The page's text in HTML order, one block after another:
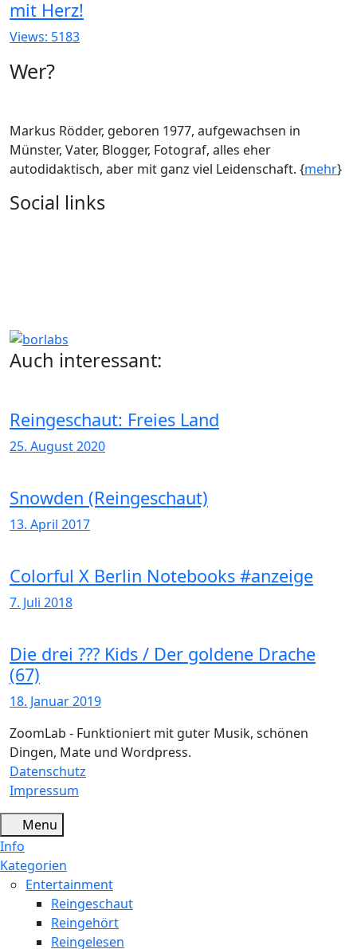
mit Herz!
Views: 5183
Wer?
Markus Rödder, geboren 1977, aufgewachsen in
Münster, Vater, Blogger, Fotograf, alles eher
autodidaktisch, aber mit ganz viel Leidenschaft. {mehr}
Social links
Auch interessant:
Reingeschaut: Freies Land
25. August 2020
Snowden (Reingeschaut)
13. April 2017
Colorful X Berlin Notebooks #anzeige
7. Juli 2018
Die drei ??? Kids / Der goldene Drache
(67)
18. Januar 2019
ZoomLab - Funktioniert mit guter Musik, schönen
Dingen, Mate und Wordpress.
Datenschutz
Impressum
Menu
Info
Kategorien
Entertainment
Reingeschaut
Reingehört
Reingelesen